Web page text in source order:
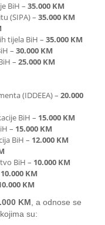
BiH – 35.000 KM
(SIPA) – 35.000 KM
tijela BiH – 35.000 KM
– 30.000 KM
– 25.000 KM
(IDDEEA) – 20.000
BiH – 15.000 KM
– 15.000 KM
BiH – 12.000 KM
BiH – 10.000 KM
10.000 KM
KM
KM , a odnose se
su: